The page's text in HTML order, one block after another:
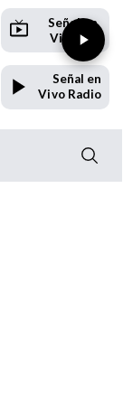
Señal en
Vivo TV
Señal en
Vivo Radio